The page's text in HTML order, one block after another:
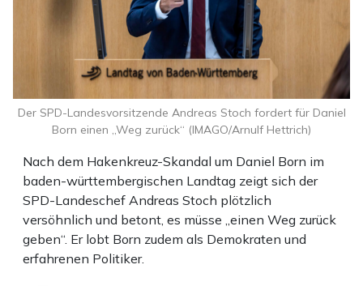
Nach dem Hakenkreuz-Skandal um Daniel Born im
baden-württembergischen Landtag zeigt sich der
SPD-Landeschef Andreas Stoch plötzlich
versöhnlich und betont, es müsse „einen Weg zurück
geben“. Er lobt Born zudem als Demokraten und
erfahrenen Politiker.
Der SPD-Landesvorsitzende Andreas Stoch fordert für Daniel
Born einen „Weg zurück“ (IMAGO/Arnulf Hettrich)